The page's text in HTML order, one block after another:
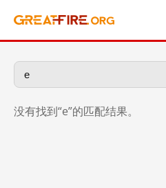
没有找到“e”的匹配结果。